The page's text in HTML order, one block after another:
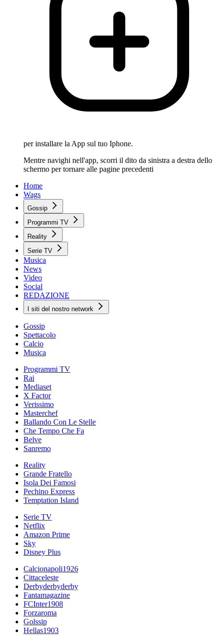
per installare la App sul tuo Iphone.
Mentre navighi nell'app, scorri il dito da sinistra a destra dello
schermo per tornare alle pagine precedenti
Home
Wags
Gossip
Programmi TV
Reality
Serie TV
Musica
News
Video
Social
REDAZIONE
I siti del nostro network
Gossip
Spettacolo
Calcio
Musica
Programmi TV
Rai
Mediaset
X Factor
Verissimo
Masterchef
Ballando Con Le Stelle
Che Tempo Che Fa
Belve
Sanremo
Reality
Grande Fratello
Isola Dei Famosi
Pechino Express
Temptation Island
Serie TV
Netflix
Amazon Prime
Sky
Disney Plus
Calcionapoli1926
Cittaceleste
Derbyderbyderby
Fantamagazine
FCInter1908
Forzaroma
Golssip
Hellas1903